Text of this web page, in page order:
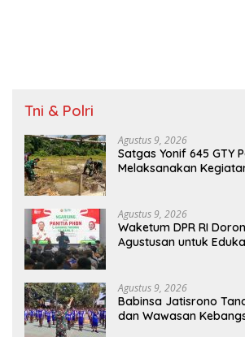
Tni & Polri
Agustus 9, 2026
Satgas Yonif 645 GTY
Melaksanakan
Agustus 9, 2026
Waketum DPR RI
Agustusan untuk
Agustus 9, 2026
Babinsa Jatisrono
dan Wawasan